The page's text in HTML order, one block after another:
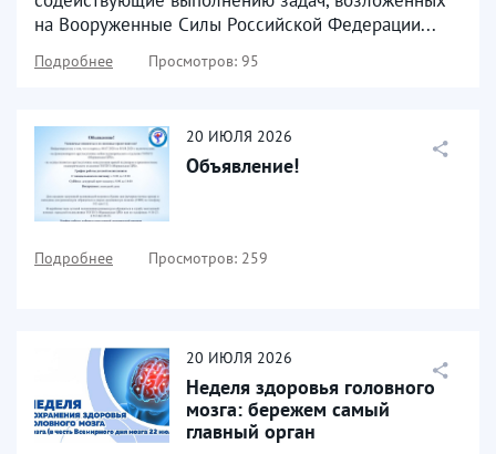
на Вооруженные Силы Российской Федерации...
Подробнее Просмотров: 95
20 ИЮЛЯ 2026
Объявление!
Подробнее Просмотров: 259
20 ИЮЛЯ 2026
Неделя здоровья головного
мозга: бережем самый
главный орган